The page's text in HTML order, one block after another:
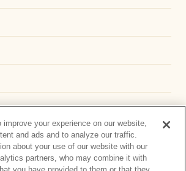
ス
your experience on our website,
and ads and to analyze our traffic.
about your use of our website with our
partners, who may combine it with